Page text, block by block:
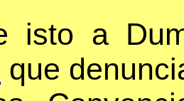
isto a
que